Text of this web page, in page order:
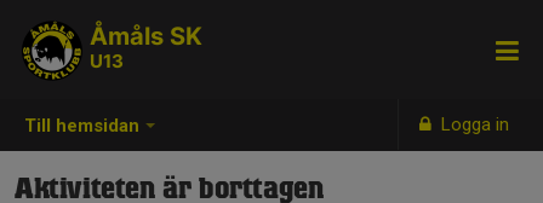
Till hemsidan Logga in
Åmåls SK
U13
Aktiviteten är borttagen